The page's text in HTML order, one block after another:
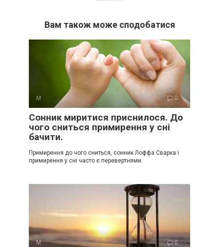
Вам також може сподобатися
М 0
Сонник миритися приснилося. До
чого сниться примирення у сні
бачити.
Примирення до чого сниться, сонник Лоффа Сварка і
примирення у сні часто є перевертнями.
М 0